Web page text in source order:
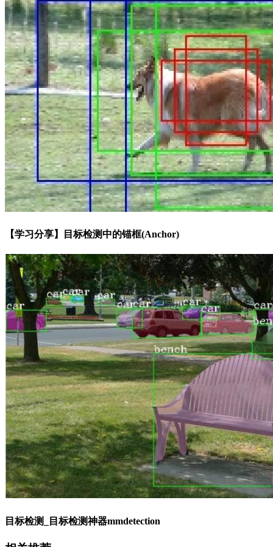
【学习分享】目标检测中的锚框(Anchor)
目标检测_目标检测神器mmdetection